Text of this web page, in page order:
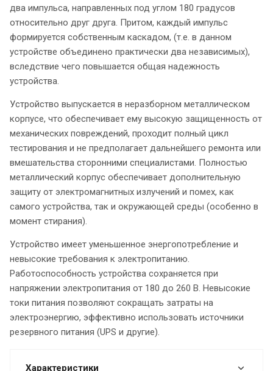
два импульса, направленных под углом 180 градусов
относительно друг друга. Притом, каждый импульс
формируется собственным каскадом, (т.е. в данном
устройстве объединено практически два независимых),
вследствие чего повышается общая надежность
устройства.
Устройство выпускается в неразборном металлическом
корпусе, что обеспечивает ему высокую защищенность от
механических повреждений, проходит полный цикл
тестирования и не предполагает дальнейшего ремонта или
вмешательства сторонними специалистами. Полностью
металлический корпус обеспечивает дополнительную
защиту от электромагнитных излучений и помех, как
самого устройства, так и окружающей среды (особенно в
момент стирания).
Устройство имеет уменьшенное энергопотребление и
невысокие требования к электропитанию.
Работоспособность устройства сохраняется при
напряжении электропитания от 180 до 260 В. Невысокие
токи питания позволяют сокращать затраты на
электроэнергию, эффективно использовать источники
резервного питания (UPS и другие).
Характеристики